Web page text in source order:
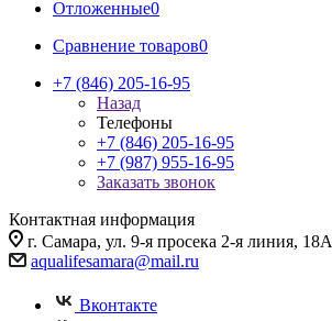
Отложенные0
Сравнение товаров0
+7 (846) 205-16-95
Назад
Телефоны
+7 (846) 205-16-95
+7 (987) 955-16-95
Заказать звонок
Контактная информация
г. Самара, ул. 9-я просека 2-я линия, 18А
aqualifesamara@mail.ru
Вконтакте